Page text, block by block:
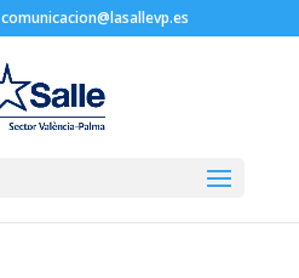
comunicacion@lasallevp.es